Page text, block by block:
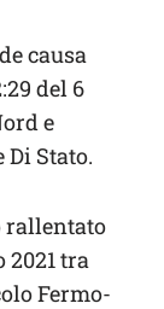
causa
del 6
e
Di Stato.
rallentato
2021 tra
Fermo-